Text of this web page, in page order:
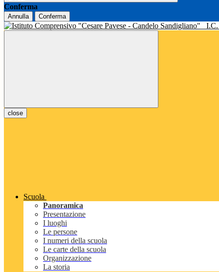
Conferma
Annulla Conferma
I.C.
close
Scuola
Panoramica
Presentazione
I luoghi
Le persone
I numeri della scuola
Le carte della scuola
Organizzazione
La storia